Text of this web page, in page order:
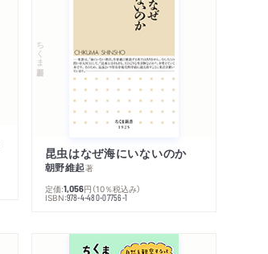
ちくま新書
昆虫はなぜ海にいないのか
朝野維起著
定価:1,056円 （10％税込み）
ISBN:978-4-480-07756-1